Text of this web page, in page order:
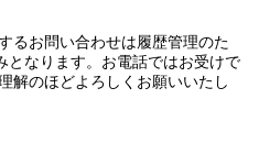
るお問い合わせは履歴管理のた
となります。お電話ではお受けで
解のほどよろしくお願いいたし